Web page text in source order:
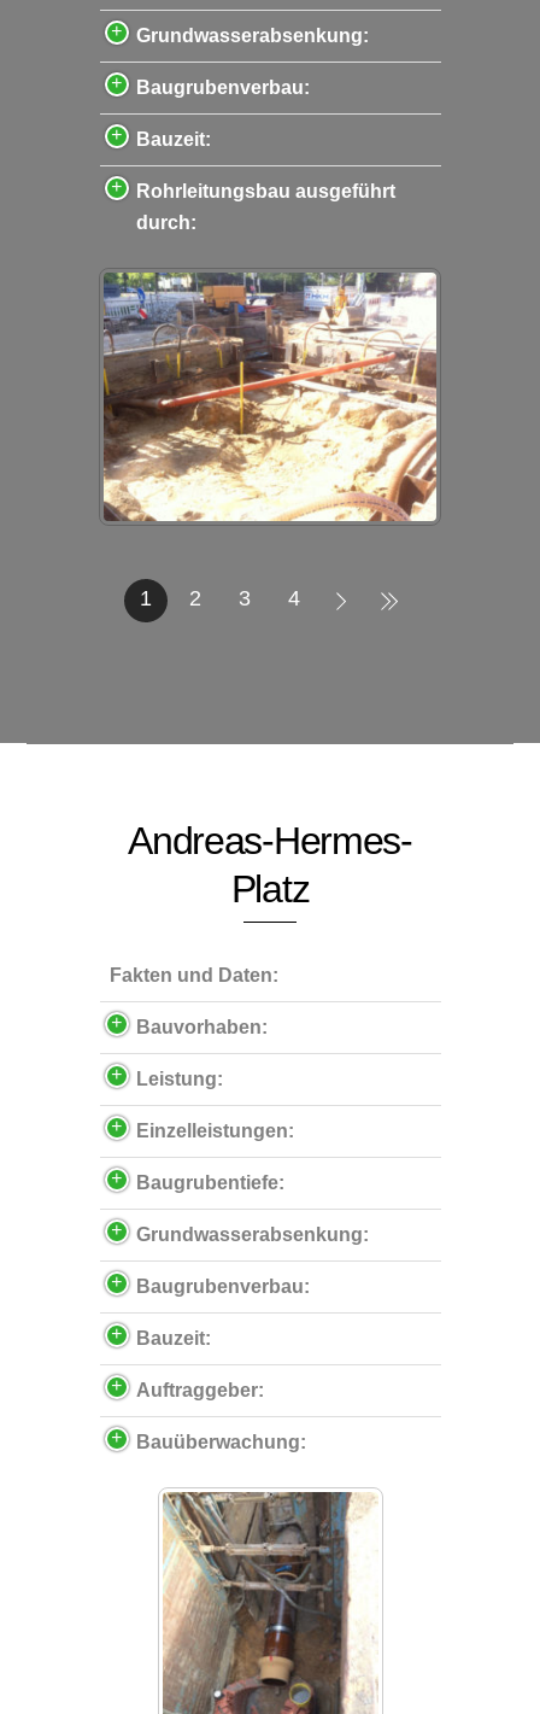
Grundwasserabsenkung:
Baugrubenverbau:
Bauzeit:
Rohrleitungsbau ausgeführt
durch:
1 2 3 4
Andreas-Hermes-
Platz
Fakten und Daten:
Bauvorhaben:
Leistung:
Einzelleistungen:
Baugrubentiefe:
Grundwasserabsenkung:
Baugrubenverbau:
Bauzeit:
Auftraggeber:
Bauüberwachung: